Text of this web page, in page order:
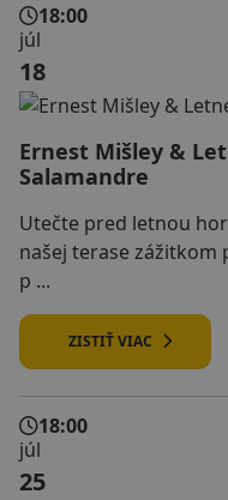
18:00
júl
18
Ernest Mišley &
Salamandre
Utečte pred letnou
našej terase zážitkom
p ...
ZISTIŤ VIAC
18:00
júl
25